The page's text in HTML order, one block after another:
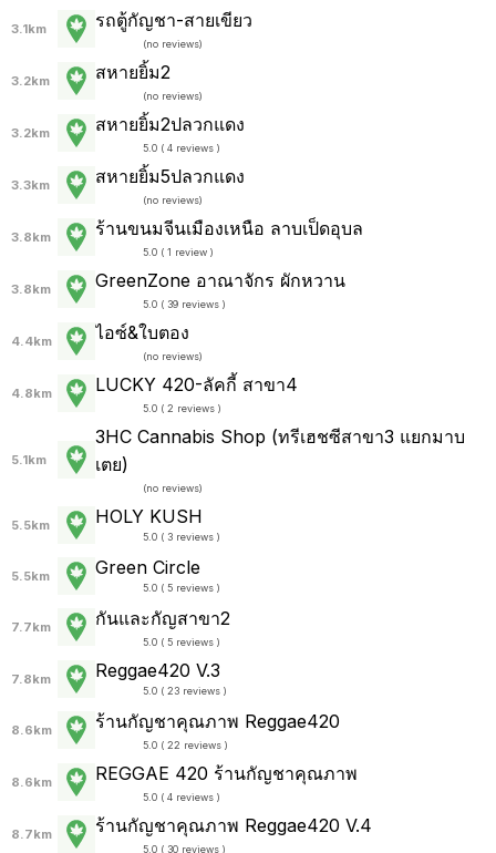
3.1km รถตู้กัญชา-สายเขียว
(no reviews)
3.2km สหายยิ้ม2
(no reviews)
3.2km สหายยิ้ม2ปลวกแดง
5.0 ( 4 reviews )
3.3km สหายยิ้ม5ปลวกแดง
(no reviews)
3.8km ร้านขนมจีนเมืองเหนือ ลาบเป็ดอุบล
5.0 ( 1 review )
3.8km GreenZone อาณาจักร ผักหวาน
5.0 ( 39 reviews )
4.4km ไอซ์&ใบตอง
(no reviews)
4.8km LUCKY 420-ลัคกี้ สาขา4
5.0 ( 2 reviews )
5.1km
3HC Cannabis Shop (ทรีเฮชซีสาขา3 แยกมาบ
เตย)
(no reviews)
5.5km HOLY KUSH
5.0 ( 3 reviews )
5.5km Green Circle
5.0 ( 5 reviews )
7.7km กันและกัญสาขา2
5.0 ( 5 reviews )
7.8km Reggae420 V.3
5.0 ( 23 reviews )
8.6km ร้านกัญชาคุณภาพ Reggae420
5.0 ( 22 reviews )
8.6km REGGAE 420 ร้านกัญชาคุณภาพ
5.0 ( 4 reviews )
8.7km ร้านกัญชาคุณภาพ Reggae420 V.4
5.0 ( 30 reviews )